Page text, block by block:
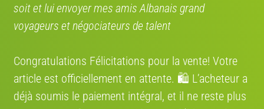
Annonces qui pourraient vous intéresser
€ 299 € 299
soit et lui envoyer mes amis Albanais grand
voyageurs et négociateurs de talent
Congratulations Félicitations pour la vente! Votre
article est officiellement en attente. 🛍️ L’acheteur a
déjà soumis le paiement intégral, et il ne reste plus